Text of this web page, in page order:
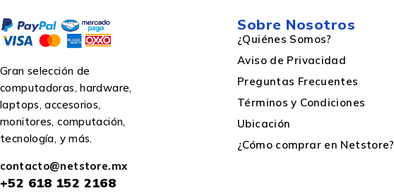
Gran selección de
computadoras, hardware,
laptops, accesorios,
monitores, computación,
tecnología, y más.
contacto@netstore.mx
+52 618 152 2168
Sobre Nosotros
¿Quiénes Somos?
Aviso de Privacidad
Preguntas Frecuentes
Términos y Condiciones
Ubicación
¿Cómo comprar en Netstore?